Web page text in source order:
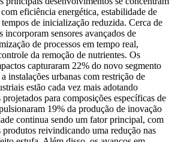
eficiência energética, estabilidade de
de inicialização reduzida. Cerca de
incorporam sensores avançados de
de processos em tempo real,
da remoção de nutrientes. Os
capturaram 22% do novo segmento
instalações urbanas com restrição de
estão cada vez mais adotando
projetados para composições específicas de
19% da produção de inovação
continua sendo um fator principal, com
reivindicando uma redução nas